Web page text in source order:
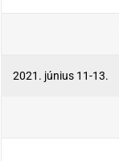
2021. június 11-13.